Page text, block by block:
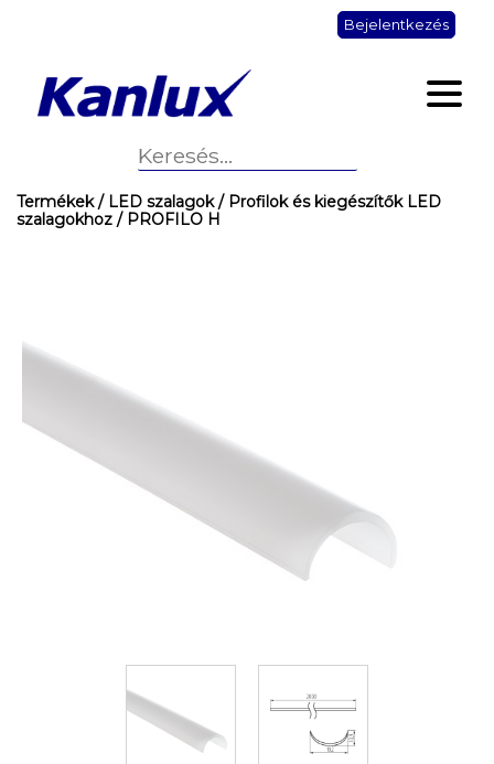
Bejelentkezés
Termékek/ LED szalagok/ Profilok és kiegészítők LED
szalagokhoz / PROFILO H